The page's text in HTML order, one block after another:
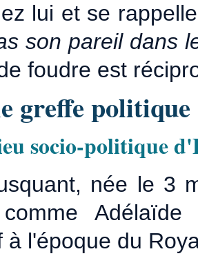
lui et se
son pareil dans
foudre est
greffe politique
socio-politique
née le 3
à l'époque du